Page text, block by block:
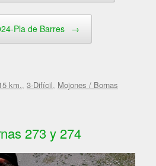
Pla de Barres →
km., 3-Difícil, Mojones / Bornas
273 y 274